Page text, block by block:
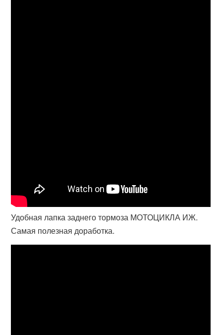
Удобная лапка заднего тормоза МОТОЦИКЛА ИЖ.
Самая полезная доработка.